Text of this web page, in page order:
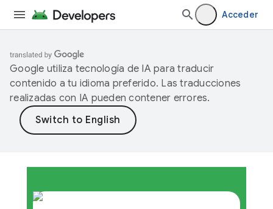
Acceder
Google utiliza tecnología de IA para traducir
contenido a tu idioma preferido. Las traducciones
realizadas con IA pueden contener errores.